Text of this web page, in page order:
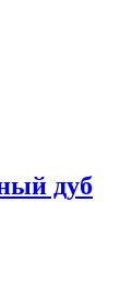
дуб